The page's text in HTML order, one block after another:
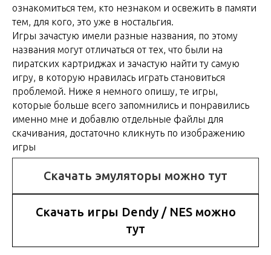
ознакомиться тем, кто незнаком и освежить в памяти
тем, для кого, это уже в ностальгия.
Игры зачастую имели разные названия, по этому
названия могут отличаться от тех, что были на
пиратских картриджах и зачастую найти ту самую
игру, в которую нравилась играть становиться
проблемой. Ниже я немного опишу, те игры,
которые больше всего запомнились и понравились
именно мне и добавлю отдельные файлы для
скачивания, достаточно кликнуть по изображению
игры
Скачать эмуляторы можно тут
Скачать игры Dendy / NES можно
тут